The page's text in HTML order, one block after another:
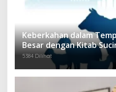
Keberkahan dalam
Besar dengan Kitab
5384 Dilihat